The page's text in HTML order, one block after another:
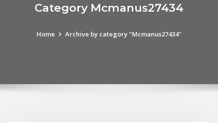
Category Mcmanus27434
Home Archive by category "Mcmanus27434"